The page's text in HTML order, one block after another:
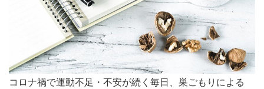
コロナ禍で運動不足・不安が続く毎日、巣ごもりによる